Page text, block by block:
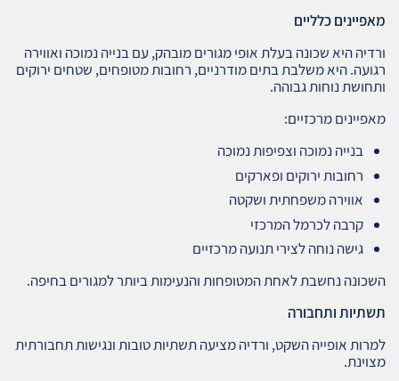
מאפיינים כלליים
ורדיה היא שכונה בעלת אופי מגורים מובהק, עם בנייה נמוכה ואווירה
רגועה. היא משלבת בתים מודרניים, רחובות מטופחים, שטחים ירוקים
ותחושת נוחות גבוהה.
מאפיינים מרכזיים:
בנייה נמוכה וצפיפות נמוכה
רחובות ירוקים ופארקים
אווירה משפחתית ושקטה
קרבה לכרמל המרכזי
גישה נוחה לצירי תנועה מרכזיים
השכונה נחשבת לאחת המטופחות והנעימות ביותר למגורים בחיפה.
תשתיות ותחבורה
למרות אופייה השקט, ורדיה מציעה תשתיות טובות ונגישות תחבורתית
מצוינת.